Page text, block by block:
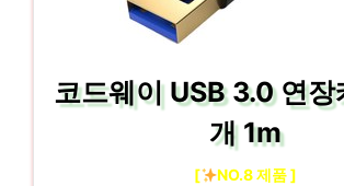
코드웨이 USB 3.0 연장
개 1m
[ NO.8 제품 ]